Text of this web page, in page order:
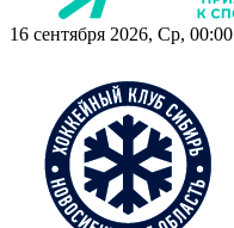
16 сентября 2026, Ср, 00:00